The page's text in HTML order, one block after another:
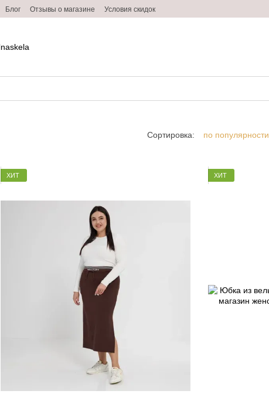
Блог Отзывы о магазине
Условия скидок
Сортировка: по популярности
ХИТ ХИТ